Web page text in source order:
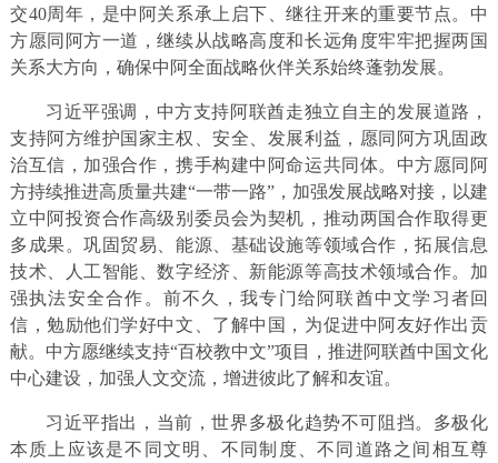
交40周年，是中阿关系承上启下、继往开来的重要节点。中
方愿同阿方一道，继续从战略高度和长远角度牢牢把握两国
关系大方向，确保中阿全面战略伙伴关系始终蓬勃发展。
习近平强调，中方支持阿联酋走独立自主的发展道路，
支持阿方维护国家主权、安全、发展利益，愿同阿方巩固政
治互信，加强合作，携手构建中阿命运共同体。中方愿同阿
方持续推进高质量共建“一带一路”，加强发展战略对接，以建
立中阿投资合作高级别委员会为契机，推动两国合作取得更
多成果。巩固贸易、能源、基础设施等领域合作，拓展信息
技术、人工智能、数字经济、新能源等高技术领域合作。加
强执法安全合作。前不久，我专门给阿联酋中文学习者回
信，勉励他们学好中文、了解中国，为促进中阿友好作出贡
献。中方愿继续支持“百校教中文”项目，推进阿联酋中国文化
中心建设，加强人文交流，增进彼此了解和友谊。
习近平指出，当前，世界多极化趋势不可阻挡。多极化
本质上应该是不同文明、不同制度、不同道路之间相互尊